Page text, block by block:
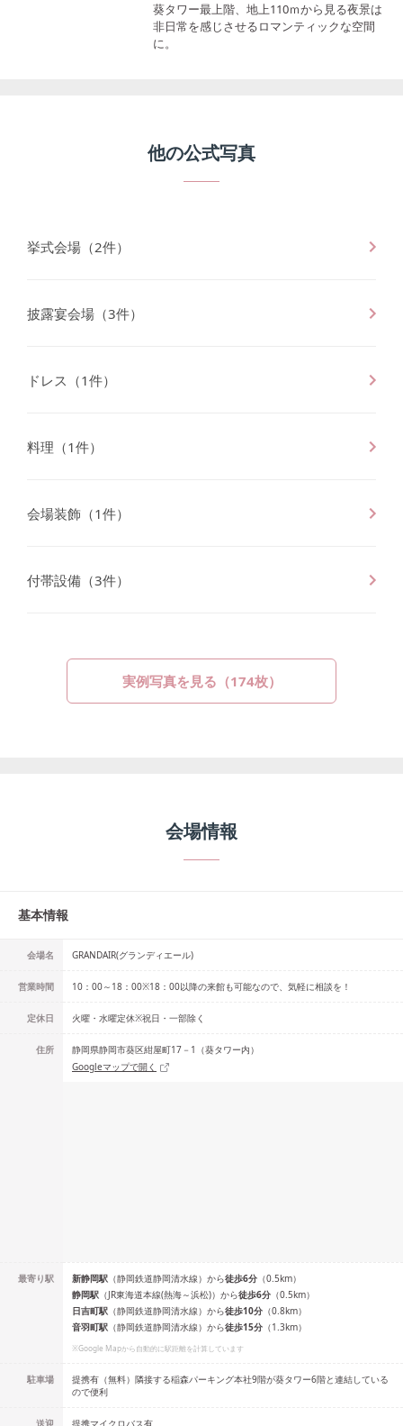
葵タワー最上階、地上110ｍから見る夜景は
非日常を感じさせるロマンティックな空間
に。
他の公式写真
挙式会場 （2件）
披露宴会場 （3件）
ドレス （1件）
料理 （1件）
会場装飾 （1件）
付帯設備 （3件）
実例写真を見る（174枚）
会場情報
基本情報
会場名 GRANDAIR(グランディエール)
営業時間 10：00～18：00※18：00以降の来館も可能なので、気軽に相談を！
定休日 火曜・水曜定休※祝日・一部除く
住所
静岡県静岡市葵区紺屋町17－1（葵タワー内）
Googleマップで開く
最寄り駅 新静岡駅 （静岡鉄道静岡清水線） から徒歩6分 （0.5km）
静岡駅 （JR東海道本線(熱海～浜松)） から徒歩6分 （0.5km）
日吉町駅 （静岡鉄道静岡清水線） から徒歩10分 （0.8km）
音羽町駅 （静岡鉄道静岡清水線） から徒歩15分 （1.3km）
※Google Mapから自動的に駅距離を計算しています
駐車場
提携有（無料）隣接する稲森パーキング本社9階が葵タワー6階と連結している
ので便利